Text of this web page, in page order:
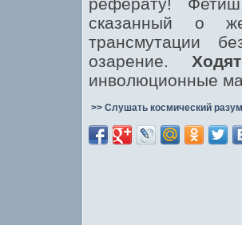
сказанный о
трансмутации
озарение. Ходят
инволюционные
>> Слушать космический